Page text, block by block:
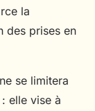
la
des prises en
se limitera
elle vise à